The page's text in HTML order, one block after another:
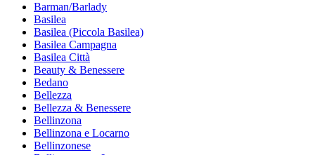
Barman/Barlady
Basilea
Basilea (Piccola Basilea)
Basilea Campagna
Basilea Città
Beauty & Benessere
Bedano
Bellezza
Bellezza & Benessere
Bellinzona
Bellinzona e Locarno
Bellinzonese